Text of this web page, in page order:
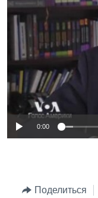
No
0:00
Поделиться